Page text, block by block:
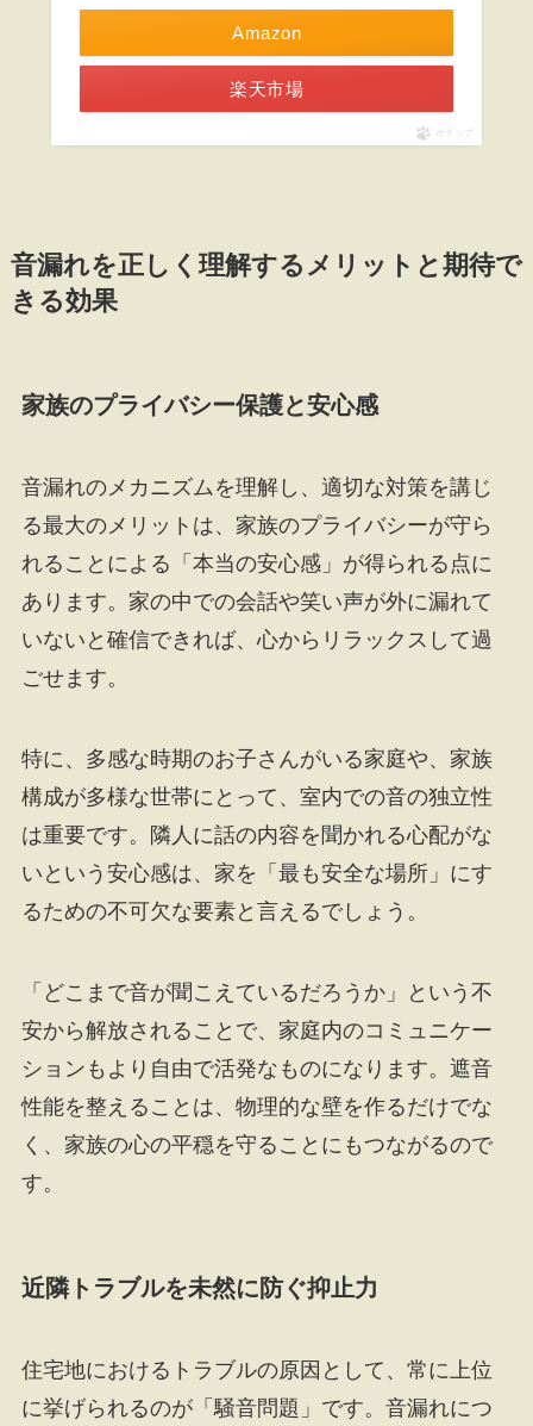
Amazon
楽天市場
ポチップ
音漏れを正しく理解するメリットと期待で
きる効果
家族のプライバシー保護と安心感
音漏れのメカニズムを理解し、適切な対策を講じ
る最大のメリットは、家族のプライバシーが守ら
れることによる「本当の安心感」が得られる点に
あります。家の中での会話や笑い声が外に漏れて
いないと確信できれば、心からリラックスして過
ごせます。
特に、多感な時期のお子さんがいる家庭や、家族
構成が多様な世帯にとって、室内での音の独立性
は重要です。隣人に話の内容を聞かれる心配がな
いという安心感は、家を「最も安全な場所」にす
るための不可欠な要素と言えるでしょう。
「どこまで音が聞こえているだろうか」という不
安から解放されることで、家庭内のコミュニケー
ションもより自由で活発なものになります。遮音
性能を整えることは、物理的な壁を作るだけでな
く、家族の心の平穏を守ることにもつながるので
す。
近隣トラブルを未然に防ぐ抑止力
住宅地におけるトラブルの原因として、常に上位
に挙げられるのが「騒音問題」です。音漏れにつ